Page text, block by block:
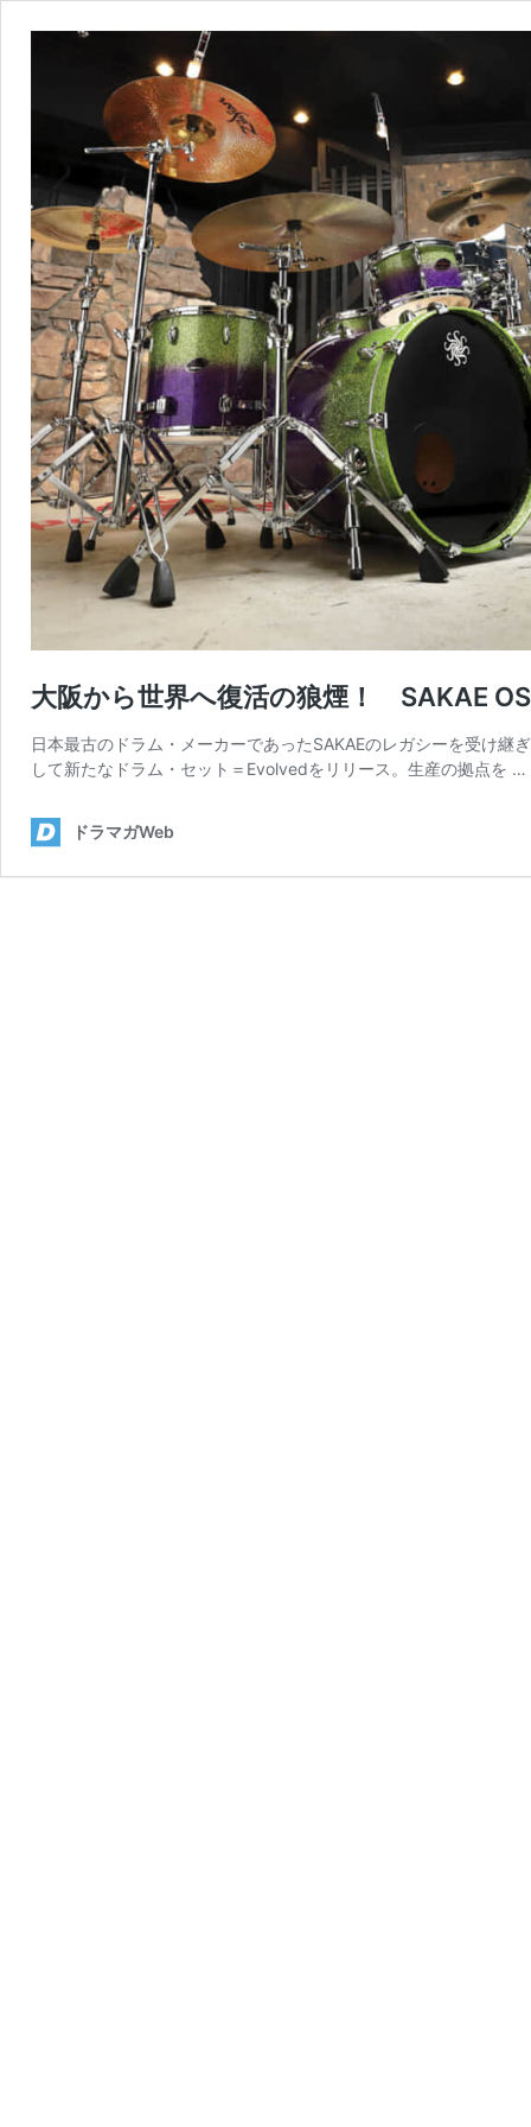
大阪から世界へ復活の狼煙！ SAKAE
日本最古のドラム・メーカーであったSAKAEのレガシーを受け継
して新たなドラム・セット＝Evolvedをリリース。生産の拠点を …
ドラマガWeb